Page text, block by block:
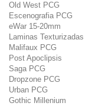
Old West PCG
Escenografia PCG
eWar 15-20mm
Laminas Texturizadas
Malifaux PCG
Post Apoclipsis
Saga PCG
Dropzone PCG
Urban PCG
Gothic Millenium